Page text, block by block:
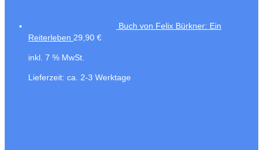
Buch von Felix Bürkner: Ein
Reiterleben 29,90 €
inkl. 7 % MwSt.
Lieferzeit: ca. 2-3 Werktage